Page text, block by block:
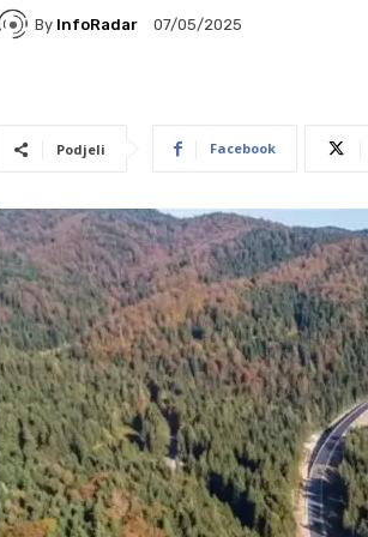
By InfoRadar 07/05/2025
Podjeli Facebook